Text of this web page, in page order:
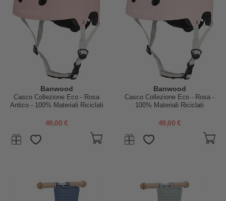
Banwood
Casco Collezione Eco - Rosa
Antico - 100% Materiali Riciclati
49,00 €
Banwood
Casco Collezione Eco - Rosa -
100% Materiali Riciclati
49,00 €